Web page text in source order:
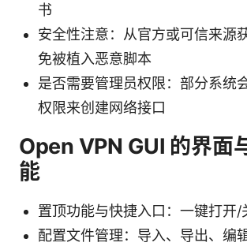
书
安全性注意：从官方或可信来源
免被植入恶意脚本
是否需要管理员权限：部分系统
权限来创建网络接口
Open VPN GUI 的界面
能
置顶功能与快捷入口：一键打开/
配置文件管理：导入、导出、编